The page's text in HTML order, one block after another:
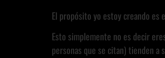
El propósito yo estoy creando es
Esto simplemente no es decir
personas que se citan) tienden a